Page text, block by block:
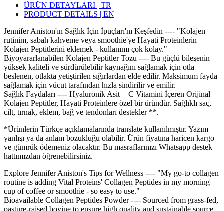
ÜRÜN DETAYLARI | TR
PRODUCT DETAILS | EN
Jennifer Aniston'ın Sağlık İçin İpuçları'nı Keşfedin ---- "Kolajen
rutinim, sabah kahveme veya smoothie'ye Hayati Proteinlerin
Kolajen Peptitlerini eklemek - kullanımı çok kolay."
Biyoyararlanabilen Kolajen Peptitler Tozu ---- Bu güçlü bileşenin
yüksek kaliteli ve sürdürülebilir kaynağını sağlamak için otla
beslenen, otlakta yetiştirilen sığırlardan elde edilir. Maksimum fayda
sağlamak için vücut tarafından hızla sindirilir ve emilir.
Sağlık Faydaları ---- Hyaluronik Asit + C Vitamini İçeren Orijinal
Kolajen Peptitler, Hayati Proteinlere özel bir üründür. Sağlıklı saç,
cilt, tırnak, eklem, bağ ve tendonları destekler **.
*Ürünlerin Türkçe açıklamalarında translate kullanılmıştır. Yazım
yanlışı ya da anlam bozukluğu olabilir. Ürün fiyatına haricen kargo
ve gümrük ödemeniz olacaktır. Bu masraflarınızı Whatsapp destek
hattımızdan öğrenebilirsiniz.
Explore Jennifer Aniston's Tips for Wellness ---- "My go-to collagen
routine is adding Vital Proteins' Collagen Peptides in my morning
cup of coffee or smoothie - so easy to use."
Bioavailable Collagen Peptides Powder ---- Sourced from grass-fed,
pasture-raised bovine to ensure high quality and sustainable source